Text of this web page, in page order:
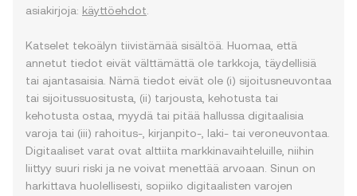
asiakirjoja: käyttöehdot
Katselet tekoälyn tiivistämää sisältöä. Huomaa, että
annetut tiedot eivät välttämättä ole tarkkoja, täydellisiä
tai ajantasaisia. Nämä tiedot eivät ole (i) sijoitusneuvontaa
tai sijoitussuositusta, (ii) tarjousta, kehotusta tai
kehotusta ostaa, myydä tai pitää hallussa digitaalisia
varoja tai (iii) rahoitus-, kirjanpito-, laki- tai veroneuvontaa.
Digitaaliset varat ovat alttiita markkinavaihteluille, niihin
liittyy suuri riski ja ne voivat menettää arvoaan. Sinun on
harkittava huolellisesti, sopiiko digitaalisten varojen